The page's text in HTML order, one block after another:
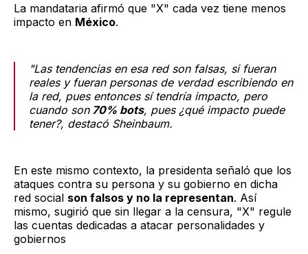
La mandataria afirmó que "X" cada vez tiene menos
impacto en México.
"Las tendencias en esa red son falsas, si fueran
reales y fueran personas de verdad escribiendo en
la red, pues entonces sí tendría impacto, pero
cuando son70% bots, pues ¿qué impacto puede
tener?, destacó Sheinbaum.
En este mismo contexto, la presidenta señaló que los
ataques contra su persona y su gobierno en dicha
red social son falsos y no la representan. Así
mismo, sugirió que sin llegar a la censura, "X" regule
las cuentas dedicadas a atacar personalidades y
gobiernos